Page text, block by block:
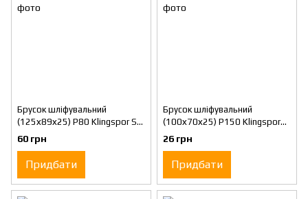
Брусок шліфувальний
(125х89х25) Р80 Klingspor SK
700 A (337847)
60 грн
Придбати
Брусок шліфувальний
(100х70х25) Р150 Klingspor
SK 500 (288166)
26 грн
Придбати